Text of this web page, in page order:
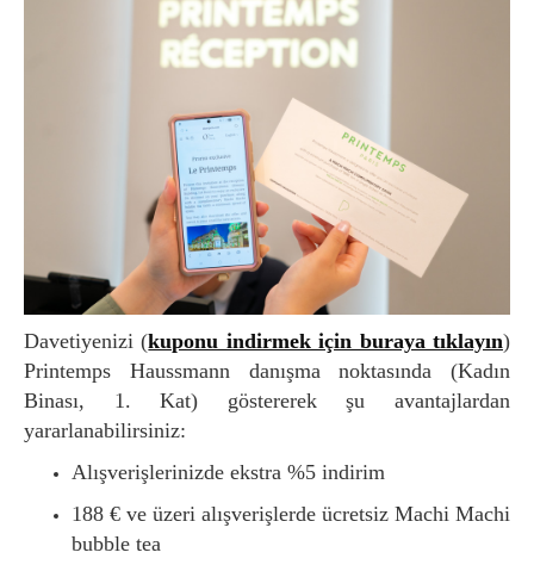
Davetiyenizi (kuponu indirmek için buraya tıklayın)
Printemps Haussmann danışma noktasında (Kadın
Binası, 1. Kat) göstererek şu avantajlardan
yararlanabilirsiniz:
Alışverişlerinizde ekstra %5 indirim
188 € ve üzeri alışverişlerde ücretsiz Machi Machi
bubble tea